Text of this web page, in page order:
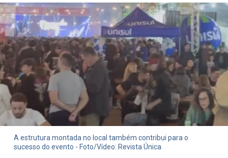
A estrutura montada no local também contribui para o
sucesso do evento - Foto/Vídeo: Revista Única